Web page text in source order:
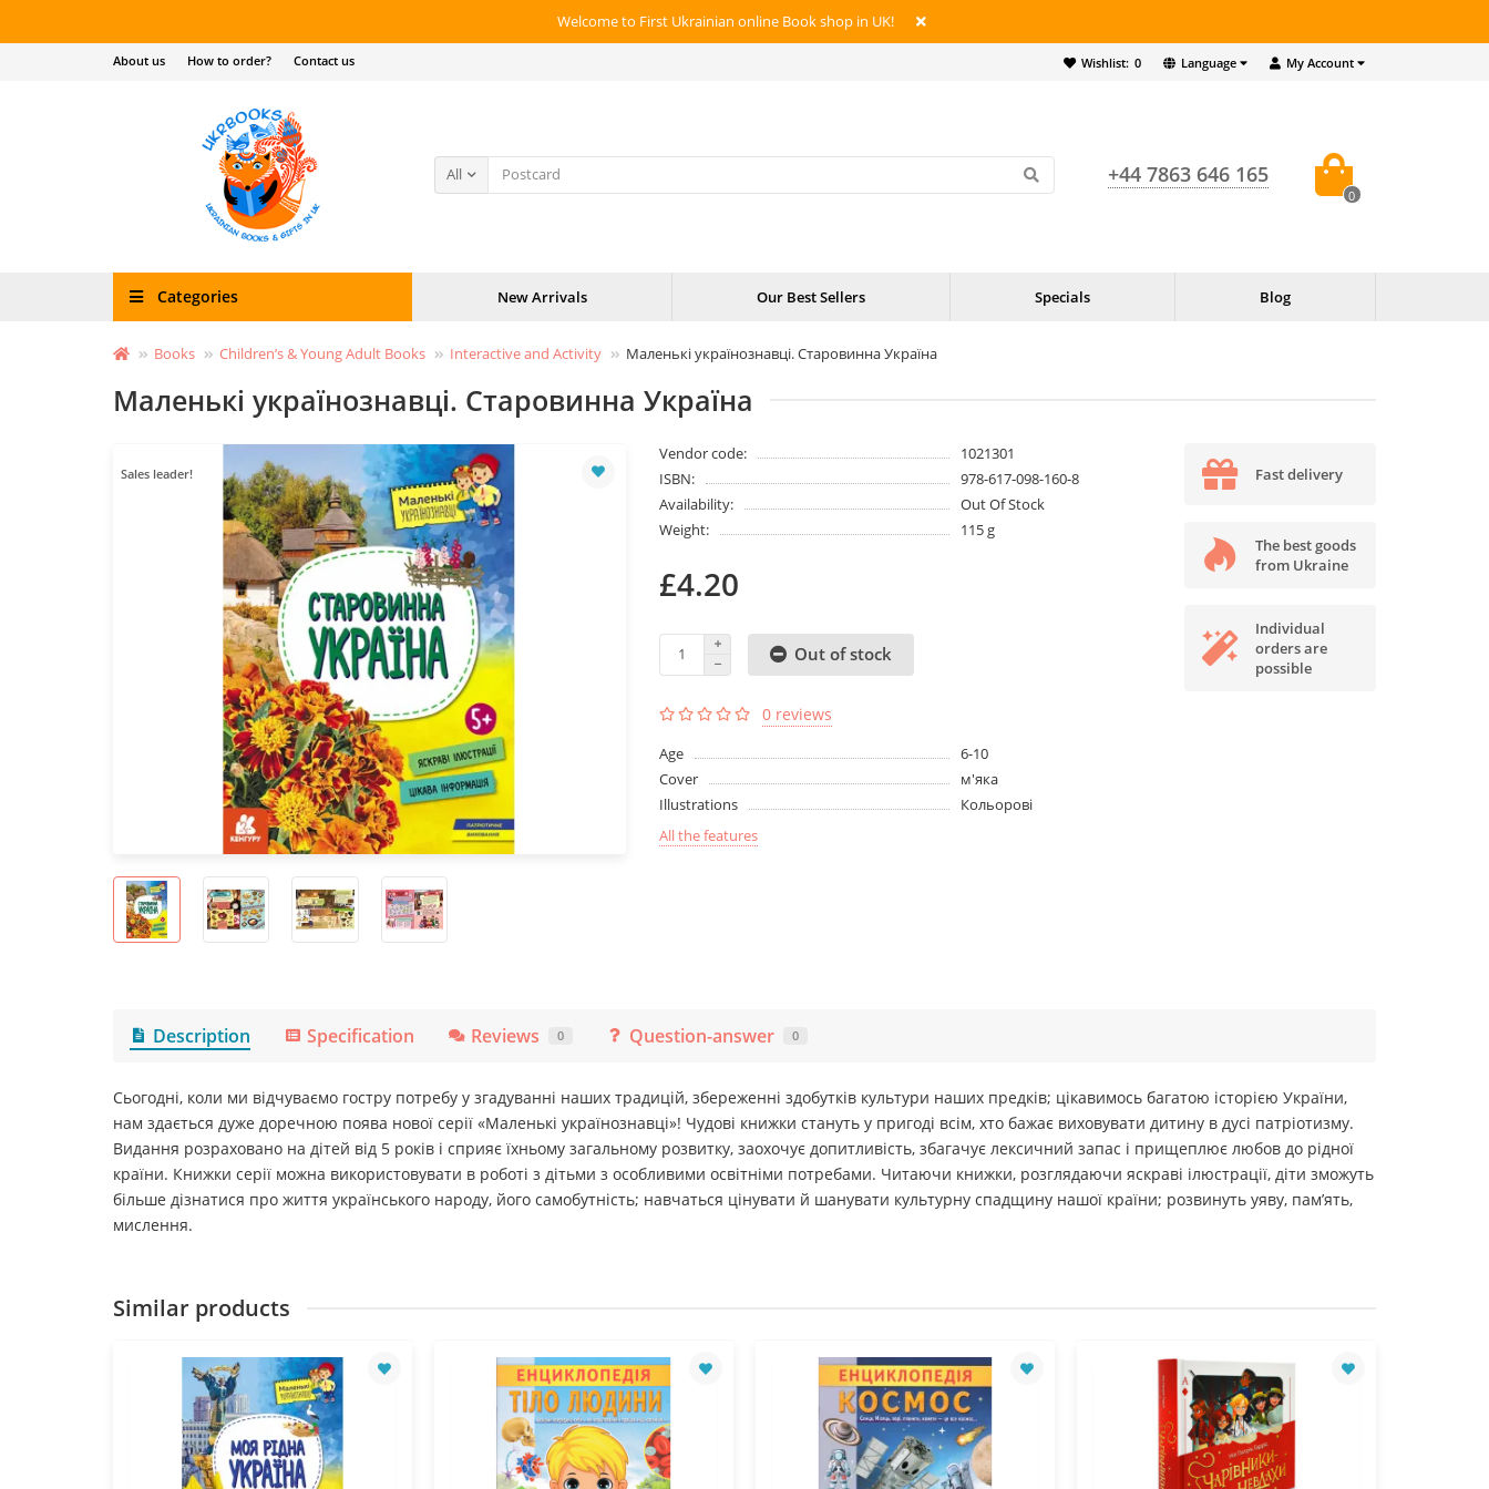
Welcome to First Ukrainian online Book shop in UK!
My Account
Language
Wishlist: 0
About us How to order? Contact us
All +44 7863 646 165
0
Categories New Arrivals Our Best Sellers Specials Blog
Books Children’s & Young Adult Books Interactive and Activity Маленькі українознавці. Старовинна Україна
Маленькі українознавці. Старовинна Україна
Sales leader!
Vendor code:
1021301
ISBN:
978-617-098-160-8
Availability:
Out Of Stock
Weight:
115 g
£4.20
Out of stock
0 reviews
Age
6-10
Cover
м'яка
Illustrations
Кольорові
All the features
Fast delivery
The best goods
from Ukraine
Individual
orders are
possible
Description Specification Reviews 0 Question-answer 0
Сьогодні, коли ми відчуваємо гостру потребу у згадуванні наших традицій, збереженні здобутків культури наших предків; цікавимось багатою історією України,
нам здається дуже доречною поява нової серії «Маленькі українознавці»! Чудові книжки стануть у пригоді всім, хто бажає виховувати дитину в дусі патріотизму.
Видання розраховано на дітей від 5 років і сприяє їхньому загальному розвитку, заохочує допитливість, збагачує лексичний запас і прищеплює любов до рідної
країни. Книжки серії можна використовувати в роботі з дітьми з особливими освітніми потребами. Читаючи книжки, розглядаючи яскраві ілюстрації, діти зможуть
більше дізнатися про життя українського народу, його самобутність; навчаться цінувати й шанувати культурну спадщину нашої країни; розвинуть уяву, пам’ять,
мислення.
Similar products